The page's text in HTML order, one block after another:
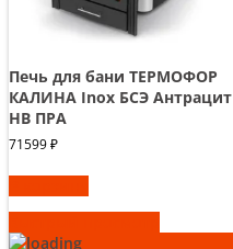
Печь для бани ТЕРМОФОР
КАЛИНА Inox БСЭ Антрацит
НВ ПРА
71599₽